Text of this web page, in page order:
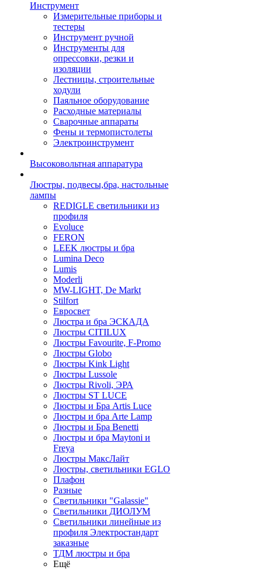
Инструмент
Измерительные приборы и
тестеры
Инструмент ручной
Инструменты для
опрессовки, резки и
изоляции
Лестницы, строительные
ходули
Паяльное оборудование
Расходные материалы
Сварочные аппараты
Фены и термопистолеты
Электроинструмент
Высоковольтная аппаратура
Люстры, подвесы,бра, настольные
лампы
REDIGLE светильники из
профиля
Evoluce
FERON
LEEK люстры и бра
Lumina Deco
Lumis
Moderli
MW-LIGHT, De Markt
Stilfort
Евросвет
Люстра и бра ЭСКАДА
Люстры CITILUX
Люстры Favourite, F-Promo
Люстры Globo
Люстры Kink Light
Люстры Lussole
Люстры Rivoli, ЭРА
Люстры ST LUCE
Люстры и Бра Artis Luce
Люстры и бра Arte Lamp
Люстры и Бра Benetti
Люстры и бра Maytoni и
Freya
Люстры МаксЛайт
Люстры, светильники EGLO
Плафон
Разные
Светильники "Galassie"
Светильники ДИОЛУМ
Светильники линейные из
профиля Электростандарт
заказные
ТДМ люстры и бра
Ещё